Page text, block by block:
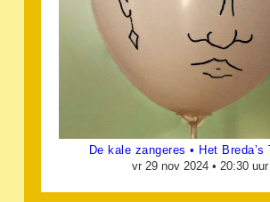
De kale zangeres • Het Breda’s
vr 29 nov 2024 • 20:30 uur